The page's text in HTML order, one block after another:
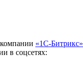
«1С-Битрикс»
в соцсетях: